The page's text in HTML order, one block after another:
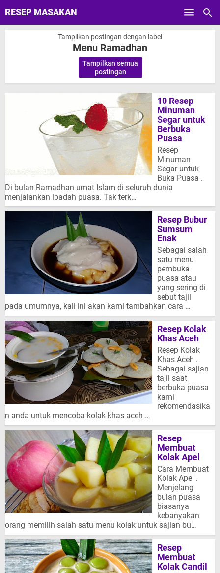
Skip to main content
RESEP MASAKAN
Tampilkan postingan dengan label
Menu Ramadhan
Tampilkan semua
postingan
10 Resep
Minuman
Segar untuk
Berbuka
Puasa
Resep
Minuman
Segar untuk
Buka Puasa .
Di bulan Ramadhan umat Islam di seluruh dunia
menjalankan ibadah puasa. Tak terk…
Resep Bubur
Sumsum
Enak
Sebagai salah
satu menu
pembuka
puasa atau
yang sering di
sebut tajil
pada umumnya, kali ini akan kami tambahkan cara …
Resep Kolak
Khas Aceh
Resep Kolak
Khas Aceh .
Sebagai sajian
tajil saat
berbuka puasa
kami
rekomendasika
n anda untuk mencoba kolak khas aceh …
Resep
Membuat
Kolak Apel
Cara Membuat
Kolak Apel .
Menjelang
bulan puasa
biasanya
kebanyakan
orang memilih salah satu menu kolak untuk sajian bu…
Resep
Membuat
Kolak Candil